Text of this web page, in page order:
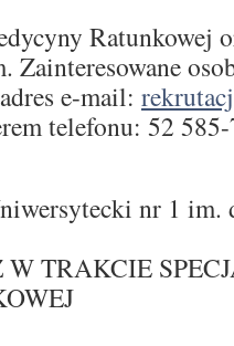
Ratunkowej
e-mail:
telefonu: 52
nr 1 im.
TRAKCIE